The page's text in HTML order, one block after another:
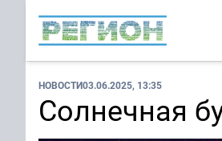
НОВОСТИ03.06.2025, 13:35
Солнечная